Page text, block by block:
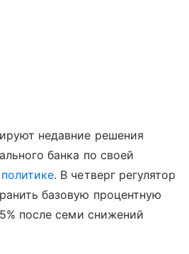
недавние решения
банка по своей
. В четверг регулятор
базовую процентную
после семи снижений